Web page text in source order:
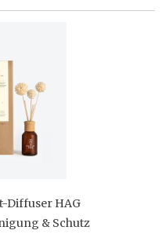
Diffuser HAG
& Schutz